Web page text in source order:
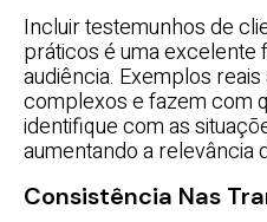
Incluir testemunhos de
práticos é uma excelente
audiência. Exemplos
complexos e fazem com
identifique com as
aumentando a relevância
Consistência Nas